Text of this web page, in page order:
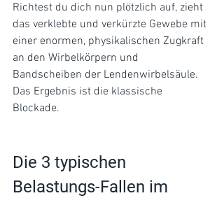
Richtest du dich nun plötzlich auf, zieht
das verklebte und verkürzte Gewebe mit
einer enormen, physikalischen Zugkraft
an den Wirbelkörpern und
Bandscheiben der Lendenwirbelsäule.
Das Ergebnis ist die klassische
Blockade.
Die 3 typischen
Belastungs-Fallen im